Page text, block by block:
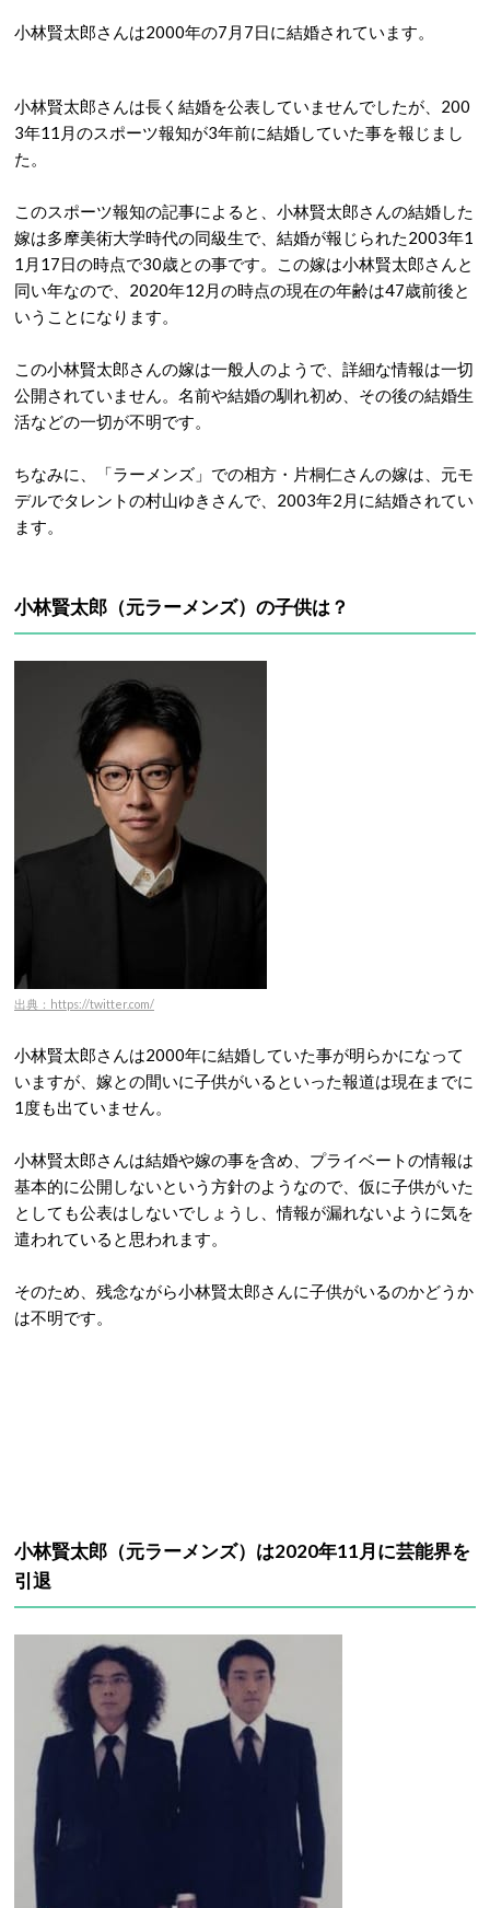
小林賢太郎さんは2000年の7月7日に結婚されています。
小林賢太郎さんは長く結婚を公表していませんでしたが、200
3年11月のスポーツ報知が3年前に結婚していた事を報じまし
た。
このスポーツ報知の記事によると、小林賢太郎さんの結婚した
嫁は多摩美術大学時代の同級生で、結婚が報じられた2003年1
1月17日の時点で30歳との事です。この嫁は小林賢太郎さんと
同い年なので、2020年12月の時点の現在の年齢は47歳前後と
いうことになります。
この小林賢太郎さんの嫁は一般人のようで、詳細な情報は一切
公開されていません。名前や結婚の馴れ初め、その後の結婚生
活などの一切が不明です。
ちなみに、「ラーメンズ」での相方・片桐仁さんの嫁は、元モ
デルでタレントの村山ゆきさんで、2003年2月に結婚されてい
ます。
小林賢太郎（元ラーメンズ）の子供は？
出典：https://twitter.com/
小林賢太郎さんは2000年に結婚していた事が明らかになって
いますが、嫁との間いに子供がいるといった報道は現在までに
1度も出ていません。
小林賢太郎さんは結婚や嫁の事を含め、プライベートの情報は
基本的に公開しないという方針のようなので、仮に子供がいた
としても公表はしないでしょうし、情報が漏れないように気を
遣われていると思われます。
そのため、残念ながら小林賢太郎さんに子供がいるのかどうか
は不明です。
小林賢太郎（元ラーメンズ）は2020年11月に芸能界を
引退